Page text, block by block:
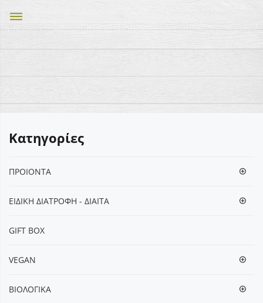
dehaze
Κατηγορίες
ΠΡΟΙΟΝΤΑ
ΕΙΔΙΚΗ ΔΙΑΤΡΟΦΗ - ΔΙΑΙΤΑ
GIFT BOX
VEGΑΝ
ΒΙΟΛΟΓΙΚΑ